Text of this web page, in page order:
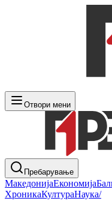
Отвори мени
Пребарување
МакедонијаЕкономија
ХроникаКултураНаука/